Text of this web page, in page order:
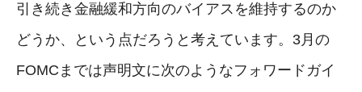
引き続き金融緩和方向のバイアスを維持するのか
どうか、という点だろうと考えています。3月の
FOMCまでは声明文に次のようなフォワードガイ